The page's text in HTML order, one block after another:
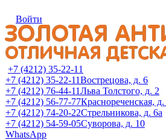
Войти
+7 (4212) 35-22-11
+7 (4212) 35-22-11Вострецова, д. 6
+7 (4212) 76-44-11Льва Толстого, д. 2
+7 (4212) 56-77-77Краснореченская,
+7 (4212) 74-20-22Стрельникова, д. 6а
+7 (4212) 54-59-05Суворова, д. 10
WhatsApp